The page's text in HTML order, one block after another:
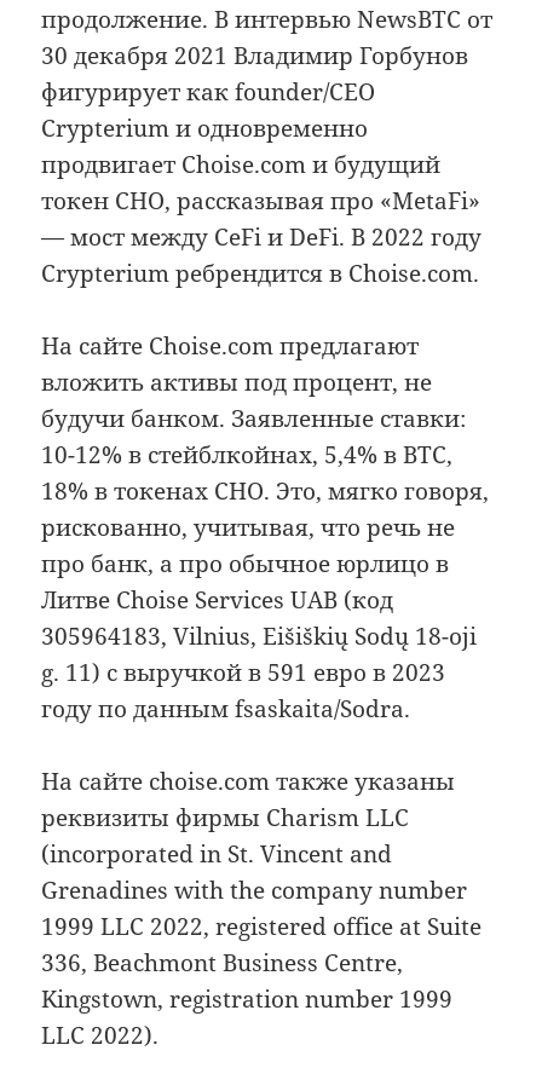
продолжение. В интервью NewsBTC от
30 декабря 2021 Владимир Горбунов
фигурирует как founder/CEO
Crypterium и одновременно
продвигает Choise.com и будущий
токен CHO, рассказывая про «MetaFi»
— мост между CeFi и DeFi. В 2022 году
Crypterium ребрендится в Choise.com.
На сайте Сhoise.com предлагают
вложить активы под процент, не
будучи банком. Заявленные ставки:
10-12% в стейблкойнах, 5,4% в BTC,
18% в токенах CHO. Это, мягко говоря,
рискованно, учитывая, что речь не
про банк, а про обычное юрлицо в
Литве Choise Services UAB (код
305964183, Vilnius, Eišiškių Sodų 18-oji
g. 11) с выручкой в 591 евро в 2023
году по данным fsaskaita/Sodra.
На сайте choise.com также указаны
реквизиты фирмы Charism LLC
(incorporated in St. Vincent and
Grenadines with the company number
1999 LLC 2022, registered office at Suite
336, Beachmont Business Centre,
Kingstown, registration number 1999
LLC 2022).